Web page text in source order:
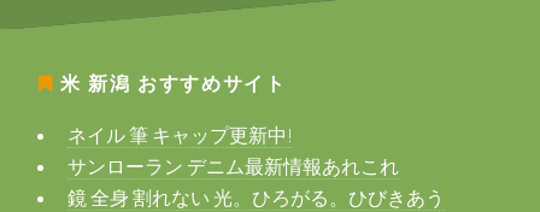
米 新潟 おすすめサイト
ネイル 筆 キャップ更新中!
サンローラン デニム最新情報あれこれ
鏡 全身 割れない 光。ひろがる。ひびきあう